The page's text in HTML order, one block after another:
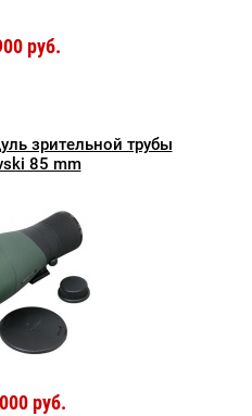
руб.
зрительной трубы
85 mm
руб.